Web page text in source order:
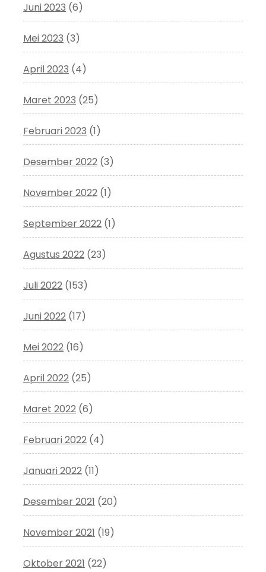
Juni 2023 (6)
Mei 2023 (3)
April 2023 (4)
Maret 2023 (25)
Februari 2023 (1)
Desember 2022 (3)
November 2022 (1)
September 2022 (1)
Agustus 2022 (23)
Juli 2022 (153)
Juni 2022 (17)
Mei 2022 (16)
April 2022 (25)
Maret 2022 (6)
Februari 2022 (4)
Januari 2022 (11)
Desember 2021 (20)
November 2021 (19)
Oktober 2021 (22)